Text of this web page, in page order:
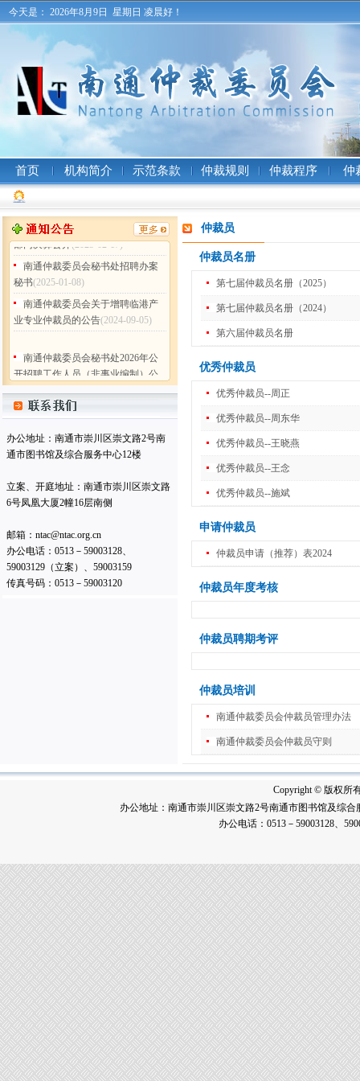
今天是： 2026年8月9日 星期日 凌晨好！
首页 机构简介 示范条款 仲裁规则 仲裁程序 仲
南通仲裁委员会秘书处2026年公
开招聘工作人员（非事业编制）公
(2026-07-31)
南通仲裁委员会 (暨秘书处) 二〇
二五年工作总结(2026-02-05)
南通仲裁委员会秘书处2025年度
部门决算公开(2026-02-05)
南通仲裁委员会关于增聘卞灵霞
等183名仲裁员的公告(2025-09-15)
南通仲裁委员会 (暨秘书处) 二〇
二四年工作总结
南通仲裁委员会秘书处 2024年度
部门决算公开(2025-02-17)
南通仲裁委员会秘书处招聘办案
秘书(2025-01-08)
南通仲裁委员会关于增聘临港产
业专业仲裁员的公告(2024-09-05)
南通仲裁委员会秘书处2026年公
开招聘工作人员（非事业编制）公
告(2026-07-31)
南通仲裁委员会 (暨秘书处) 二〇
南通仲裁委员会秘书处2025年度
部门决算公开(2026-02-05)
南通仲裁委员会关于增聘卞灵霞
等183名仲裁员的公告(2025-09-15)
二四年工作总结(2025-02-17)
南通仲裁委员会秘书处 2024年度
部门决算公开(2025-02-17)
南通仲裁委员会关于增聘卞灵霞
南通仲裁委员会秘书处 2024年度
部门决算公开(2025-02-17)
南通仲裁委员会秘书处招聘办案
秘书(2025-01-08)
南通仲裁委员会关于增聘临港产
业专业仲裁员的公告(2024-09-05)
南通仲裁委员会秘书处2026年公
开招聘工作人员（非事业编制）公
告(2026-07-31)
南通仲裁委员会 (暨秘书处) 二〇
二五年工作总结(2026-02-05)
办公地址：南通市崇川区崇文路2号南
通市图书馆及综合服务中心12楼
立案、开庭地址：南通市崇川区崇文路
6号凤凰大厦2幢16层南侧
邮箱：ntac@ntac.org.cn
办公电话：0513－59003128、
59003129（立案）、59003159
传真号码：0513－59003120
仲裁员
仲裁员名册
第七届仲裁员名册（2025）
第七届仲裁员名册（2024）
第六届仲裁员名册
优秀仲裁员
优秀仲裁员--周正
优秀仲裁员--周东华
优秀仲裁员--王晓燕
优秀仲裁员--王念
优秀仲裁员--施斌
申请仲裁员
仲裁员申请（推荐）表2024
仲裁员年度考核
仲裁员聘期考评
仲裁员培训
南通仲裁委员会仲裁员管理办法
南通仲裁委员会仲裁员守则
Copyright © 版权所
办公地址：南通市崇川区崇文路2号南通市图书馆及综
办公电话：0513－59003128、